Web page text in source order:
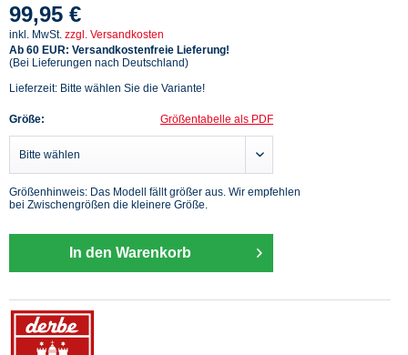
99,95 €
inkl. MwSt. zzgl. Versandkosten
Ab 60 EUR: Versandkostenfreie Lieferung!
(Bei Lieferungen nach Deutschland)
Lieferzeit: Bitte wählen Sie die Variante!
Größe: Größentabelle als PDF
Größenhinweis: Das Modell fällt größer aus. Wir empfehlen
bei Zwischengrößen die kleinere Größe.
In den Warenkorb